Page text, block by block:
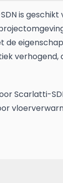
is
de
Scarlatti-